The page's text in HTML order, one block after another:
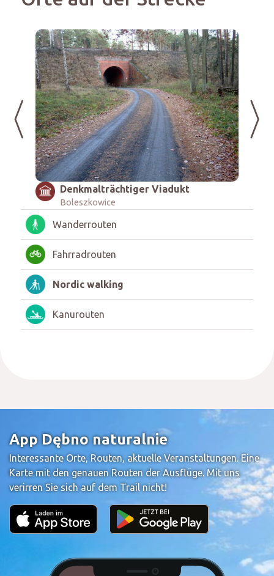
Viadukt „Krawędź Pradoliny Odry"
Wanderrouten
Fahrradrouten
Nordic walking
Kanurouten
App Dębno naturalnie
Interessante Orte, Routen, aktuelle Veranstaltungen. Eine
Karte mit den genauen Routen der Ausflüge. Mit uns
verirren Sie sich auf dem Trail nicht!